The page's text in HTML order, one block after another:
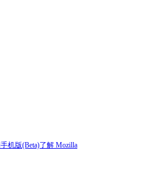
手机版(Beta)了解 Mozilla